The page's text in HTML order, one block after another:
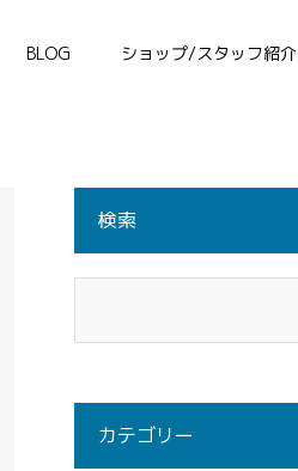
BLOG ショップ/スタッフ紹介
検索
カテゴリー